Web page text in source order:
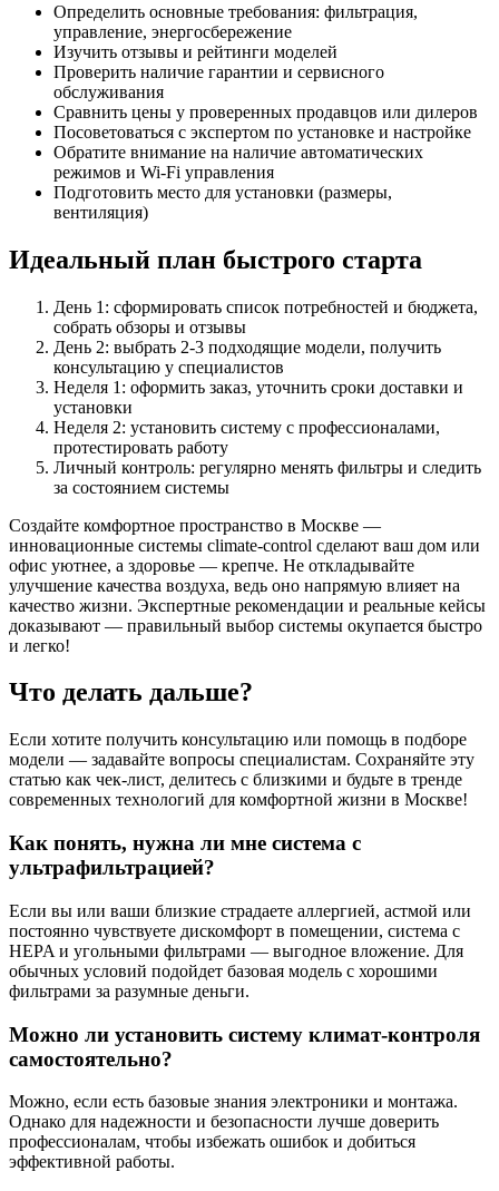
Определить основные требования: фильтрация,
управление, энергосбережение
Изучить отзывы и рейтинги моделей
Проверить наличие гарантии и сервисного
обслуживания
Сравнить цены у проверенных продавцов или дилеров
Посоветоваться с экспертом по установке и настройке
Обратите внимание на наличие автоматических
режимов и Wi-Fi управления
Подготовить место для установки (размеры,
вентиляция)
Идеальный план быстрого старта
День 1: сформировать список потребностей и бюджета,
собрать обзоры и отзывы
День 2: выбрать 2-3 подходящие модели, получить
консультацию у специалистов
Неделя 1: оформить заказ, уточнить сроки доставки и
установки
Неделя 2: установить систему с профессионалами,
протестировать работу
Личный контроль: регулярно менять фильтры и следить
за состоянием системы
Создайте комфортное пространство в Москве —
инновационные системы climate-control сделают ваш дом или
офис уютнее, а здоровье — крепче. Не откладывайте
улучшение качества воздуха, ведь оно напрямую влияет на
качество жизни. Экспертные рекомендации и реальные кейсы
доказывают — правильный выбор системы окупается быстро
и легко!
Что делать дальше?
Если хотите получить консультацию или помощь в подборе
модели — задавайте вопросы специалистам. Сохраняйте эту
статью как чек-лист, делитесь с близкими и будьте в тренде
современных технологий для комфортной жизни в Москве!
Как понять, нужна ли мне система с
ультрафильтрацией?
Если вы или ваши близкие страдаете аллергией, астмой или
постоянно чувствуете дискомфорт в помещении, система с
HEPA и угольными фильтрами — выгодное вложение. Для
обычных условий подойдет базовая модель с хорошими
фильтрами за разумные деньги.
Можно ли установить систему климат-контроля
самостоятельно?
Можно, если есть базовые знания электроники и монтажа.
Однако для надежности и безопасности лучше доверить
профессионалам, чтобы избежать ошибок и добиться
эффективной работы.